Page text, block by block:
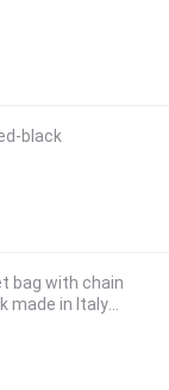
black
bag with chain
made in Italy